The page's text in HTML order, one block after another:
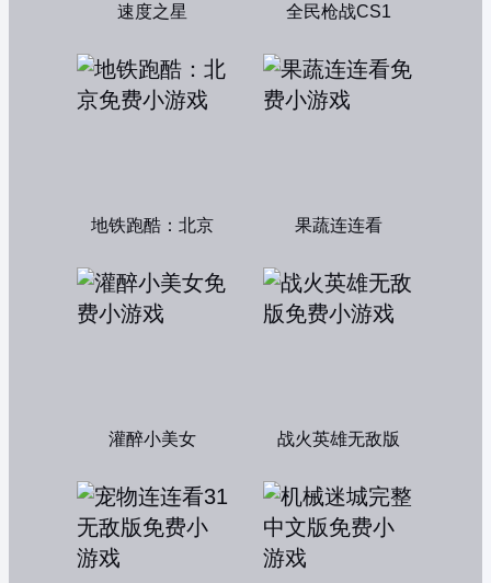
速度之星 全民枪战CS1
地铁跑酷：北京 果蔬连连看
灌醉小美女 战火英雄无敌版